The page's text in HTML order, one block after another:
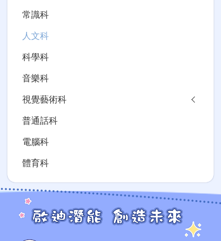
常識科
人文科
科學科
音樂科
視覺藝術科
普通話科
電腦科
體育科